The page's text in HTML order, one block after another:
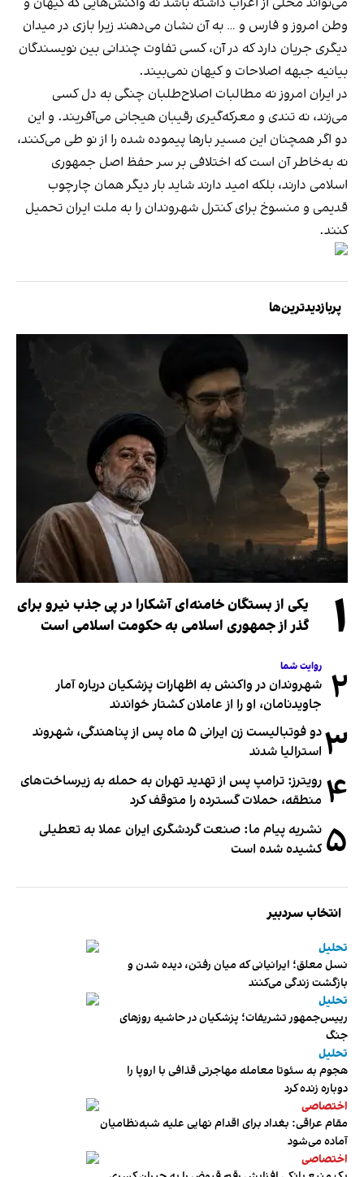
وطن امروز و فارس و … به آن نشان می‌دهند زیرا بازی در میدان
دیگری جریان دارد که در آن، کسی تفاوت چندانی بین نویسندگان
بیانیه جبهه اصلاحات و کیهان نمی‌بیند.
در ایران امروز نه مطالبات اصلاح‌طلبان چنگی به دل کسی
می‌زند، نه تندی و معرکه‌گیری رقیبان هیجانی می‌آفریند. و این
دو اگر همچنان این مسیر بارها پیموده شده را از نو طی می‌کنند،
نه به‌خاطر آن است که اختلافی بر سر حفظ اصل جمهوری
اسلامی دارند، بلکه امید دارند شاید بار دیگر همان چارچوب
قدیمی و منسوخ برای کنترل شهروندان را به ملت ایران تحمیل
کنند.
پربازدیدترین‌ها
۱
یکی از بستگان خامنه‌ای آشکارا در پی جذب نیرو برای
گذر از جمهوری اسلامی به حکومت اسلامی است
۲ روایت شما
شهروندان در واکنش به اظهارات پزشکیان درباره آمار
جاویدنامان، او را از عاملان کشتار خواندند
۳
دو فوتبالیست زن ایرانی ۵ ماه پس از پناهندگی، شهروند
استرالیا شدند
۴ رویترز: ترامپ پس از تهدید تهران به حمله به زیرساخت‌های
منطقه، حملات گسترده را متوقف کرد
۵ نشریه پیام ما: صنعت گردشگری ایران عملا به تعطیلی
کشیده شده است
انتخاب سردبیر
تحلیل
نسل معلق؛ ایرانیانی که میان رفتن، دیده شدن و
بازگشت زندگی می‌کنند
تحلیل
رییس‌جمهور تشریفات؛ پزشکیان در حاشیه روزهای
جنگ
تحلیل
هجوم به سئوتا معامله مهاجرتی قذافی با اروپا را
دوباره زنده کرد
اختصاصی
مقام عراقی: بغداد برای اقدام نهایی علیه شبه‌نظامیان
آماده می‌شود
اختصاصی